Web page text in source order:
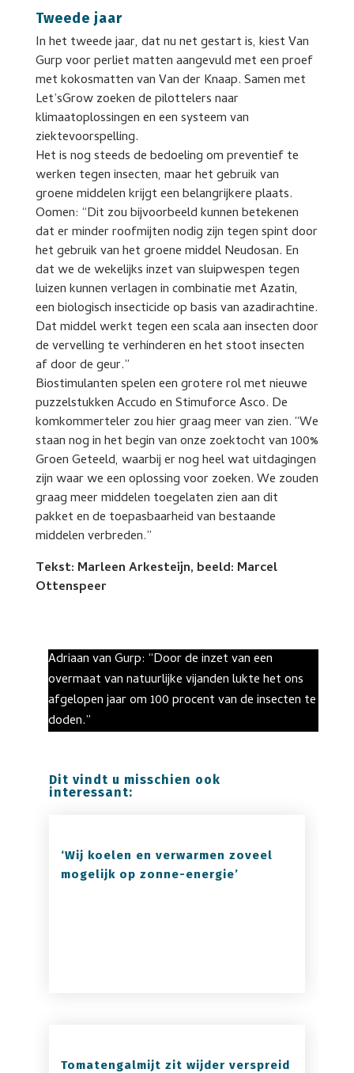
Tweede jaar
In het tweede jaar, dat nu net gestart is, kiest Van
Gurp voor perliet matten aangevuld met een proef
met kokosmatten van Van der Knaap. Samen met
Let’sGrow zoeken de pilottelers naar
klimaatoplossingen en een systeem van
ziektevoorspelling.
Het is nog steeds de bedoeling om preventief te
werken tegen insecten, maar het gebruik van
groene middelen krijgt een belangrijkere plaats.
Oomen: “Dit zou bijvoorbeeld kunnen betekenen
dat er minder roofmijten nodig zijn tegen spint door
het gebruik van het groene middel Neudosan. En
dat we de wekelijks inzet van sluipwespen tegen
luizen kunnen verlagen in combinatie met Azatin,
een biologisch insecticide op basis van azadirachtine.
Dat middel werkt tegen een scala aan insecten door
de vervelling te verhinderen en het stoot insecten
af door de geur.”
Biostimulanten spelen een grotere rol met nieuwe
puzzelstukken Accudo en Stimuforce Asco. De
komkommerteler zou hier graag meer van zien. “We
staan nog in het begin van onze zoektocht van 100%
Groen Geteeld, waarbij er nog heel wat uitdagingen
zijn waar we een oplossing voor zoeken. We zouden
graag meer middelen toegelaten zien aan dit
pakket en de toepasbaarheid van bestaande
middelen verbreden.”
Tekst: Marleen Arkesteijn, beeld: Marcel
Ottenspeer
Adriaan van Gurp: “Door de inzet van een
overmaat van natuurlijke vijanden lukte het ons
afgelopen jaar om 100 procent van de insecten te
doden.”
Dit vindt u misschien ook
interessant:
‘Wij koelen en verwarmen zoveel
mogelijk op zonne-energie’
Tomatengalmijt zit wijder verspreid